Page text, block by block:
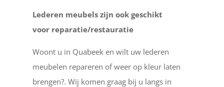
Lederen meubels zijn ook geschikt
voor reparatie/restauratie
Woont u in Quabeek en wilt uw lederen
meubelen repareren of weer op kleur laten
brengen?. Wij komen graag bij u langs in